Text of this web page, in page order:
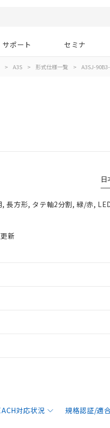
サポート セミナ
> A3S > 形式仕様一覧 > A3SJ-
日
長方形, タテ軸2分割, 緑/赤,
新
対応状況 規格認証/適